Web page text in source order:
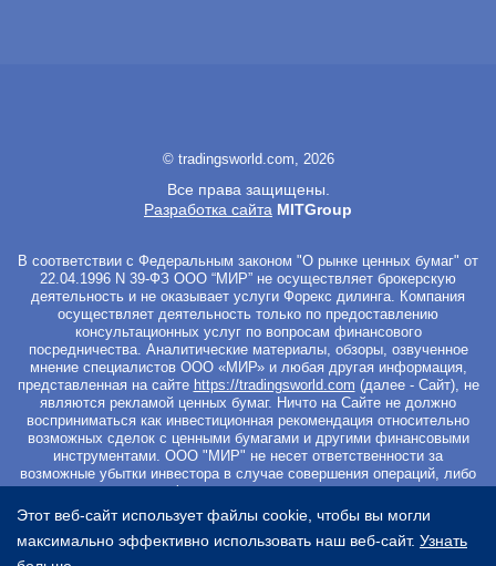
© tradingsworld.com, 2026
Все права защищены.
Разработка сайта MITGroup
В соответствии с Федеральным законом "О рынке ценных бумаг" от
22.04.1996 N 39-ФЗ ООО “МИР” не осуществляет брокерскую
деятельность и не оказывает услуги Форекс дилинга. Компания
осуществляет деятельность только по предоставлению
консультационных услуг по вопросам финансового
посредничества. Аналитические материалы, обзоры, озвученное
мнение специалистов ООО «МИР» и любая другая информация,
представленная на сайте https://tradingsworld.com (далее - Сайт), не
являются рекламой ценных бумаг. Ничто на Сайте не должно
восприниматься как инвестиционная рекомендация относительно
возможных сделок с ценными бумагами и другими финансовыми
инструментами. ООО "МИР" не несет ответственности за
возможные убытки инвестора в случае совершения операций, либо
инвестирования в финансовые инструменты, упомянутые в
материалах Сайта. Вы не должны начинать работу с
инвестиционными продуктами, если не готовы к риску частичной и/
или полной потери всех средств, которые вы вложили. Перед
началом работы с ценными бумагами и другими финансовыми
Этот веб-сайт использует файлы cookie, чтобы вы могли
максимально эффективно использовать наш веб-сайт. Узнать